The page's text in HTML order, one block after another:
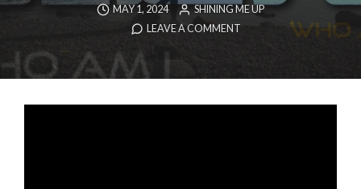
MAY 1, 2024
SHINING ME UP
LEAVE A COMMENT